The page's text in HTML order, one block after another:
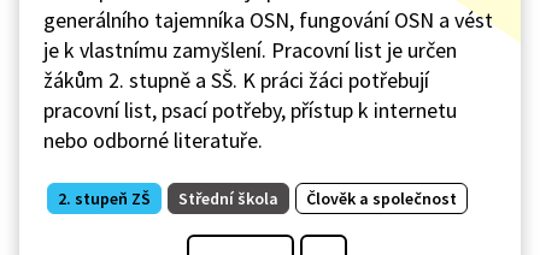
generálního tajemníka OSN, fungování OSN a vést
je k vlastnímu zamyšlení. Pracovní list je určen
žákům 2. stupně a SŠ. K práci žáci potřebují
pracovní list, psací potřeby, přístup k internetu
nebo odborné literatuře.
2. stupeň ZŠ Střední škola Člověk a společnost